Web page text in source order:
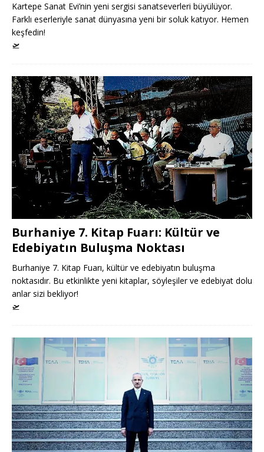
Kartepe Sanat Evi’nin yeni sergisi sanatseverleri büyülüyor.
Farklı eserleriyle sanat dünyasına yeni bir soluk katıyor. Hemen
keşfedin!
🛫
Burhaniye 7. Kitap Fuarı: Kültür ve
Edebiyatın Buluşma Noktası
Burhaniye 7. Kitap Fuarı, kültür ve edebiyatın buluşma
noktasıdır. Bu etkinlikte yeni kitaplar, söyleşiler ve edebiyat dolu
anlar sizi bekliyor!
🛫